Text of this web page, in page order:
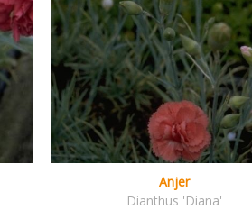
Anjer
Dianthus 'Diana'